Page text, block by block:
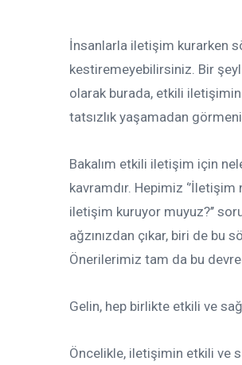
İnsanlarla iletişim kurarken
kestiremeyebilirsiniz. Bir
olarak burada, etkili
tatsızlık yaşamadan
Bakalım etkili iletişim için
kavramdır. Hepimiz
iletişim kuruyor muyuz?’’
ağzınızdan çıkar, biri de bu
Önerilerimiz tam da bu
Gelin, hep birlikte etkili ve
Öncelikle, iletişimin etkili ve